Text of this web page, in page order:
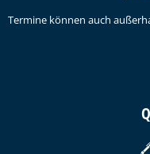
Termine können auch